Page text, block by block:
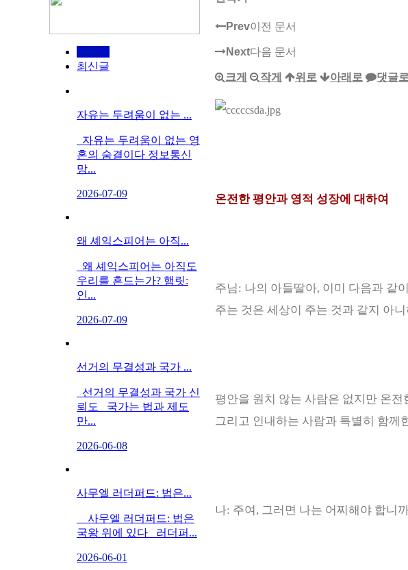
인기글
최신글
자유는 두려움이 없는 ...
자유는 두려움이 없는 영
혼의 숨결이다 정보통신
망...
2026-07-09
왜 셰익스피어는 아직...
왜 셰익스피어는 아직도
우리를 흔드는가? 햄릿:
인...
2026-07-09
선거의 무결성과 국가 ...
선거의 무결성과 국가 신
뢰도 국가는 법과 제도
만...
2026-06-08
사무엘 러더퍼드: 법은...
사무엘 러더퍼드: 법은
국왕 위에 있다 러더퍼...
2026-06-01
Prev이전 문서
Next다음 문서
크게 작게 위로 아래로 댓글
온전한 평안과 영적 성장에 대하여
주님: 나의 아들딸아, 이미 다음과 같
주는 것은 세상이 주는 것과 같지 아
평안을 원치 않는 사람은 없지만 온
그리고 인내하는 사람과 특별히 함께
나: 주여 , 그러면 나는 어찌해야 합니